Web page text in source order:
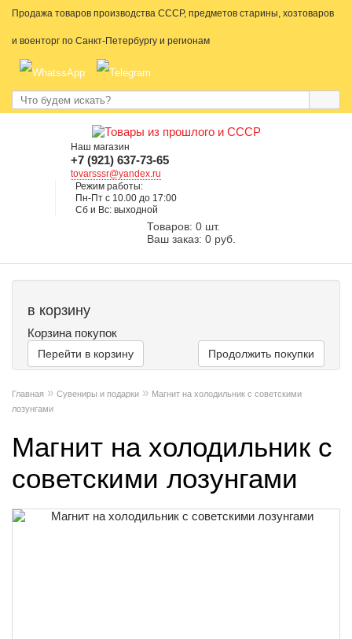
Продажа товаров производства СССР, предметов старины, хозтоваров
и военторг по Санкт-Петербургу и регионам
Наш магазин
+7 (921) 637-73-65
tovarsssr@yandex.ru
Режим работы:
Пн-Пт с 10.00 до 17:00
Сб и Вс: выходной
Товаров: 0 шт.
Ваш заказ: 0 руб.
в корзину
Корзина покупок
Перейти в корзину Продолжить покупки
Главная » Сувениры и подарки » Магнит на холодильник с советскими
лозунгами
Магнит на холодильник с
советскими лозунгами